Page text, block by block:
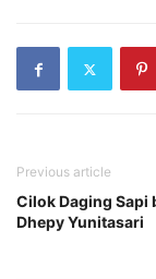
Previous article
Cilok Daging Sapi
Dhepy Yunitasari